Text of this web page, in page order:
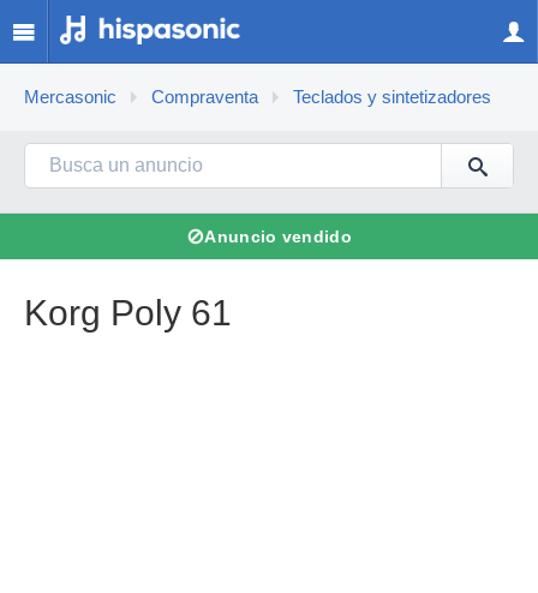
Mercasonic Compraventa Teclados y sintetizadores
⊘Anuncio vendido
Korg Poly 61